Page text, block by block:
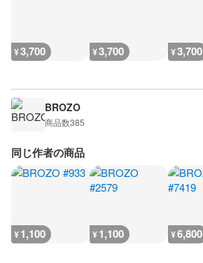
¥3,700 ¥3,700 ¥3,700
BROZO
商品数385
同じ作者の商品
¥1,100 ¥1,100 ¥6,800